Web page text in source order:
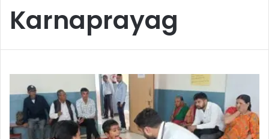
Karnaprayag